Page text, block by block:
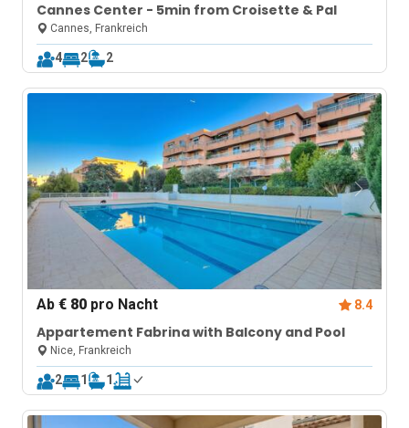
Cannes Center - 5min from Croisette & Pal
Cannes, Frankreich
4 2 2
Ab€ 80 pro Nacht 8.4
Appartement Fabrina with Balcony and Pool
Nice, Frankreich
2 1 1